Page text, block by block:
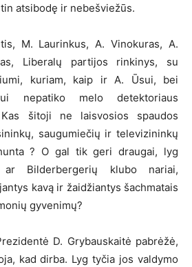
atsibodę ir nebešviežūs.
M. Laurinkus, A. Vinokuras, A.
Liberalų partijos rinkinys, su
kuriam, kaip ir A. Ūsui, bei
nepatiko melo detektoriaus
šitoji ne laisvosios spaudos
saugumiečių ir televizininkų
? O gal tik geri draugai, lyg
Bilderbergerių klubo nariai,
kavą ir žaidžiantys šachmatais
gyvenimų?
D. Grybauskaitė pabrėžė,
kad dirba. Lyg tyčia jos valdymo